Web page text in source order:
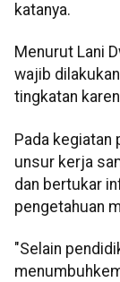
katanya.
Menurut Lani
wajib
tingkatan
Pada kegiatan
unsur kerja
dan bertukar
pengetahuan
"Selain